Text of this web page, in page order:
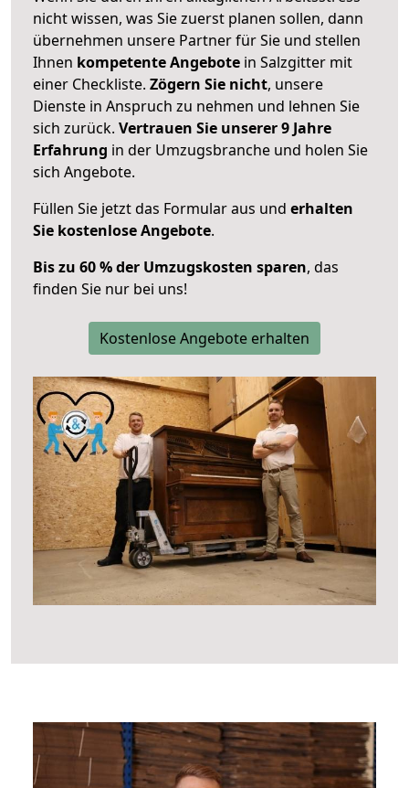
nicht wissen, was Sie zuerst planen sollen, dann
übernehmen unsere Partner für Sie und stellen
Ihnen kompetente Angebote in Salzgitter mit
einer Checkliste. Zögern Sie nicht, unsere
Dienste in Anspruch zu nehmen und lehnen Sie
sich zurück. Vertrauen Sie unserer 9 Jahre
Erfahrung in der Umzugsbranche und holen Sie
sich Angebote.
Füllen Sie jetzt das Formular aus und erhalten
Sie kostenlose Angebote.
Bis zu 60 % der Umzugskosten sparen, das
finden Sie nur bei uns!
Kostenlose Angebote erhalten